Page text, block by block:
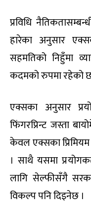
प्रविधि
हारेका अनुसार
सहमतिको निहुँमा
कदमको रुपमा रहेको
एक्सका अनुसार
फिंगरप्रिन्ट जस्ता
केवल एक्सका प्रिमियम
। साथै यसमा
लागि सेल्फीसँगै
विकल्प पनि दिइनेछ ।